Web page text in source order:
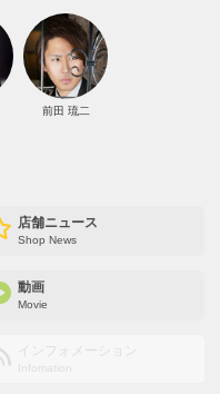
前田 琉二
店舗ニュース
Shop News
動画
Movie
インフォメーション
Infomation